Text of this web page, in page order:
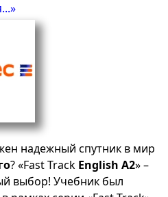
надежный спутник в мир
? «Fast Track English А2» –
выбор! Учебник был